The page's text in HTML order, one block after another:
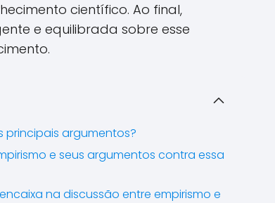
científico. Ao final,
e equilibrada sobre esse
principais argumentos?
e seus argumentos contra essa
na discussão entre empirismo e